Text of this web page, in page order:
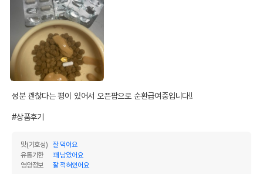
성분 괜찮다는 평이 있어서 오픈팜으로 순환급여중입니다!!
#상품후기
맛(기호성)
잘 먹어요
유통기한
꽤 남았어요
영양정보
잘 적혀있어요